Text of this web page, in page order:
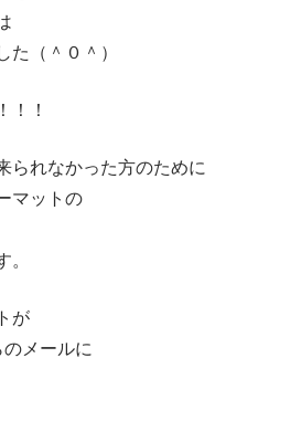
た（＾０＾）
！！
られなかった方のために
マットの
が
メールに